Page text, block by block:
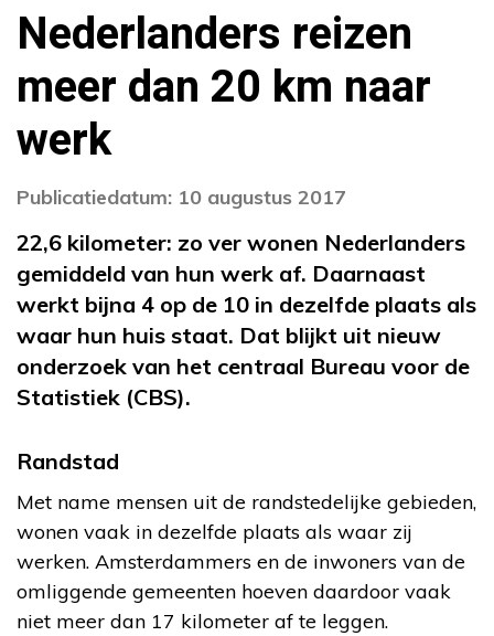
Nederlanders reizen
meer dan 20 km naar
werk
Publicatiedatum: 10 augustus 2017
22,6 kilometer: zo ver wonen Nederlanders
gemiddeld van hun werk af. Daarnaast
werkt bijna 4 op de 10 in dezelfde plaats als
waar hun huis staat. Dat blijkt uit nieuw
onderzoek van het centraal Bureau voor de
Statistiek (CBS).
Randstad
Met name mensen uit de randstedelijke gebieden,
wonen vaak in dezelfde plaats als waar zij
werken. Amsterdammers en de inwoners van de
omliggende gemeenten hoeven daardoor vaak
niet meer dan 17 kilometer af te leggen.